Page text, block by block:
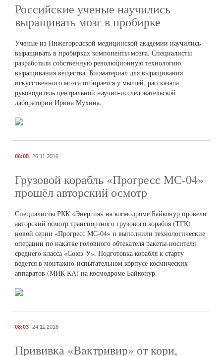
Российские ученые научились
выращивать мозг в пробирке
Ученые из Нижегородской медицинской академии научились
выращивать в пробирках компоненты мозга. Специалисты
разработали собственную революционную технологию
выращивания вещества. Биоматериал для выращивания
искусственного мозга отбирается у мышей, рассказала
руководитель центральной научно-исследовательской
лаборатории Ирина Мухина.
06:05 26.11.2016
Грузовой корабль «Прогресс МС-04»
прошёл авторский осмотр
Специалисты РКК «Энергия» на космодроме Байконур провели
авторский осмотр транспортного грузового корабля (ТГК)
новой серии «Прогресс МС-04» и выполнили технологические
операции по накатке головного обтекателя ракеты-носителя
среднего класса «Союз-У». Подготовка корабля к старту
ведется в монтажно-испытательном корпусе космических
аппаратов (МИК КА) на космодроме Байконур.
08:03 24.11.2016
Прививка «Вактривир» от кори,